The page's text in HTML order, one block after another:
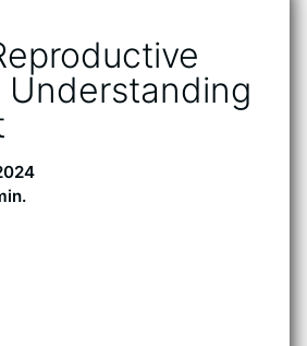
Understanding